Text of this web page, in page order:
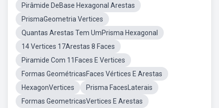
Pirâmide DeBase Hexagonal Arestas
PrismaGeometria Vertices
Quantas Arestas Tem UmPrisma Hexagonal
14 Vertices 17Arestas 8 Faces
Piramide Com 11Faces E Vertices
Formas GeométricasFaces Vértices E Arestas
HexagonVertices
Prisma FacesLaterais
Formas GeometricasVertices E Arestas